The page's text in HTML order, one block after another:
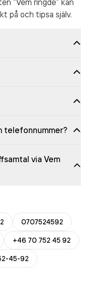
“Vem ringde” kan
på och tipsa själv.
telefonnummer?
via Vem
0707524592
+46 70 752 45 92
45-92